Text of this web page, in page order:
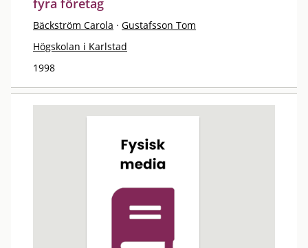
fyra företag
Bäckström Carola · Gustafsson Tom
Högskolan i Karlstad
1998